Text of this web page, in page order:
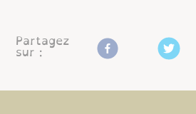
Partagez
sur :